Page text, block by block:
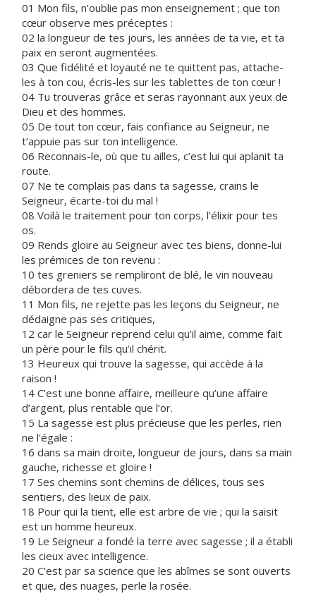
01 Mon fils, n’oublie pas mon enseignement ; que ton
cœur observe mes préceptes :
02 la longueur de tes jours, les années de ta vie, et ta
paix en seront augmentées.
03 Que fidélité et loyauté ne te quittent pas, attache-
les à ton cou, écris-les sur les tablettes de ton cœur !
04 Tu trouveras grâce et seras rayonnant aux yeux de
Dieu et des hommes.
05 De tout ton cœur, fais confiance au Seigneur, ne
t’appuie pas sur ton intelligence.
06 Reconnais-le, où que tu ailles, c’est lui qui aplanit ta
route.
07 Ne te complais pas dans ta sagesse, crains le
Seigneur, écarte-toi du mal !
08 Voilà le traitement pour ton corps, l’élixir pour tes
os.
09 Rends gloire au Seigneur avec tes biens, donne-lui
les prémices de ton revenu :
10 tes greniers se rempliront de blé, le vin nouveau
débordera de tes cuves.
11 Mon fils, ne rejette pas les leçons du Seigneur, ne
dédaigne pas ses critiques,
12 car le Seigneur reprend celui qu’il aime, comme fait
un père pour le fils qu’il chérit.
13 Heureux qui trouve la sagesse, qui accède à la
raison !
14 C’est une bonne affaire, meilleure qu’une affaire
d’argent, plus rentable que l’or.
15 La sagesse est plus précieuse que les perles, rien
ne l’égale :
16 dans sa main droite, longueur de jours, dans sa main
gauche, richesse et gloire !
17 Ses chemins sont chemins de délices, tous ses
sentiers, des lieux de paix.
18 Pour qui la tient, elle est arbre de vie ; qui la saisit
est un homme heureux.
19 Le Seigneur a fondé la terre avec sagesse ; il a établi
les cieux avec intelligence.
20 C’est par sa science que les abîmes se sont ouverts
et que, des nuages, perle la rosée.